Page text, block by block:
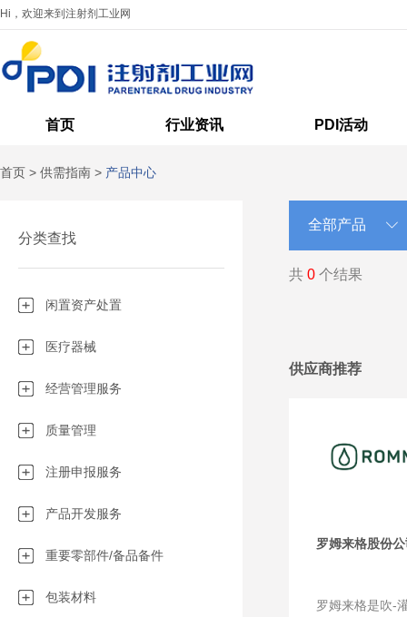
Hi，欢迎来到注射剂工业网
首页 行业资讯 PDI活动
首页 > 供需指南 > 产品中心
分类查找
闲置资产处置
医疗器械
经营管理服务
质量管理
注册申报服务
产品开发服务
重要零部件/备品备件
包装材料
共 0 个结果
供应商推荐
罗姆来格股份
罗姆来格是吹-